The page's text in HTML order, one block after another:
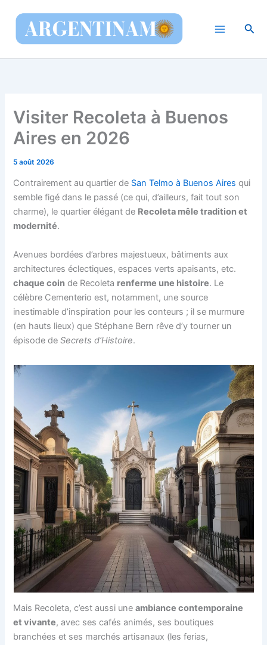
contenu
Visiter Recoleta à Buenos
Aires en 2026
5 août 2026
Contrairement au quartier de San Telmo à Buenos Aires qui
semble figé dans le passé (ce qui, d’ailleurs, fait tout son
charme), le quartier élégant de Recoleta mêle tradition et
modernité.
Avenues bordées d’arbres majestueux, bâtiments aux
architectures éclectiques, espaces verts apaisants, etc.
chaque coin de Recoleta renferme une histoire. Le
célèbre Cementerio est, notamment, une source
inestimable d’inspiration pour les conteurs ; il se murmure
(en hauts lieux) que Stéphane Bern rêve d’y tourner un
épisode deSecrets d’Histoire.
Mais Recoleta, c’est aussi uneambiance contemporaine
et vivante, avec ses cafés animés, ses boutiques
branchées et ses marchés artisanaux (les ferias,